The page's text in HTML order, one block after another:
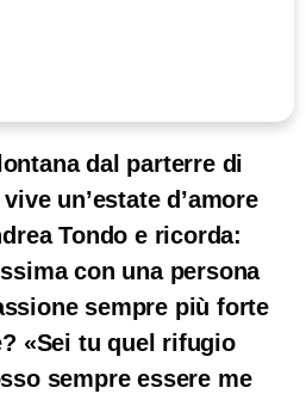
dal parterre di
un’estate d’amore
Tondo e ricorda:
con una persona
sempre più forte
«Sei tu quel rifugio
sempre essere me